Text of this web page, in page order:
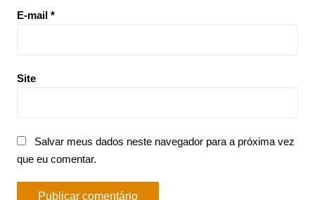
E-mail *
Site
Salvar meus dados neste navegador para a próxima vez
que eu comentar.